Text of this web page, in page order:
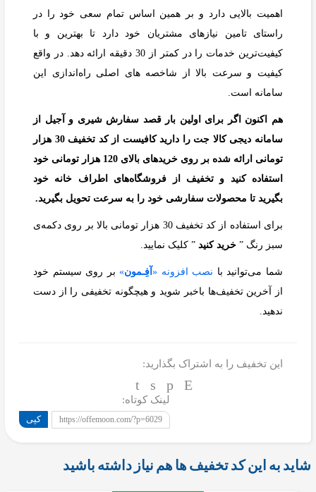
اهمیت بالایی دارد و بر همین اساس تمام سعی خود را در
راستای تامین نیازهای مشتریان خود دارد تا بهترین و با
کیفیت‌ترین خدمات را در کمتر از 30 دقیقه ارائه دهد. در واقع
کیفیت و سرعت بالا از شاخصه های اصلی راه‌اندازی این
سامانه است.
هم اکنون اگر برای اولین بار قصد سفارش شیری و آجیل از
سامانه دیجی کالا جت را دارید کافیست از کد تخفیف 30 هزار
تومانی ارائه شده بر روی خریدهای بالای 120 هزار تومانی خود
استفاده کنید و تخفیف از فروشگاه‌های اطراف خانه خود
بگیرید تا محصولات سفارشی خود را به سرعت تحویل بگیرید.
برای استفاده از کد تخفیف 30 هزار تومانی بالا بر روی دکمه‌ی
سبز رنگ ” خرید کنید ” کلیک نمایید.
شما می‌توانید با نصب افزونه «آفِـمون»بر روی سیستم خود
از آخرین تخفیف‌ها باخبر شوید و هیچگونه تخفیفی را از دست
ندهید.
این تخفیف را به اشتراک بگذارید:
لینک کوتاه:
https://offemoon.com/?p=6029 کپی
شاید به این کد تخفیف ها هم نیاز داشته باشید